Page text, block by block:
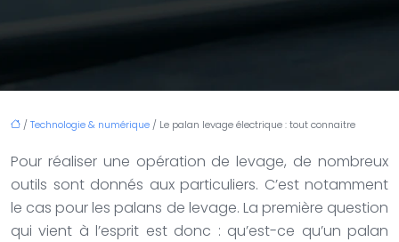
/Technologie & numérique / Le palan levage électrique : tout connaitre
Pour réaliser une opération de levage, de nombreux
outils sont donnés aux particuliers. C’est notamment
le cas pour les palans de levage. La première question
qui vient à l’esprit est donc : qu’est-ce qu’un palan